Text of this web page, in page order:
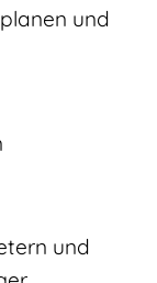
und
und